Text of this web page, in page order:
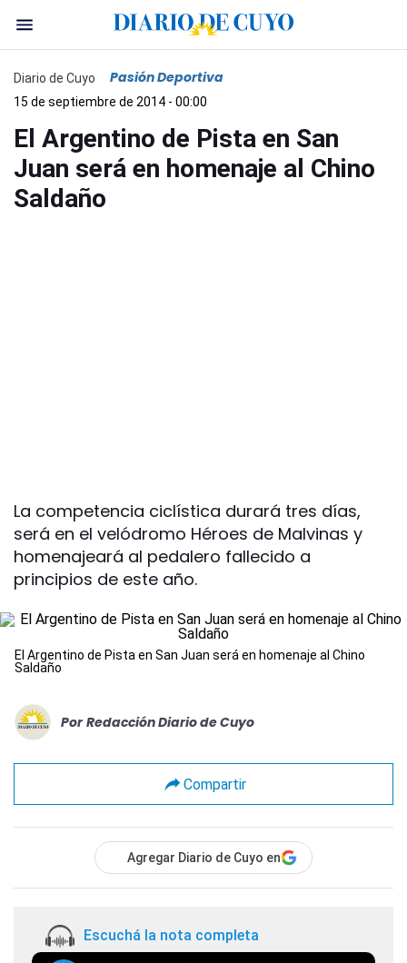
Diario de Cuyo Pasión Deportiva
15 de septiembre de 2014 - 00:00
El Argentino de Pista en San
Juan será en homenaje al Chino
Saldaño
La competencia ciclística durará tres días,
será en el velódromo Héroes de Malvinas y
homenajeará al pedalero fallecido a
principios de este año.
El Argentino de Pista en San Juan será en homenaje al Chino
Saldaño
Por Redacción Diario de Cuyo
Compartir
Agregar Diario de Cuyo en
Escuchá la nota completa